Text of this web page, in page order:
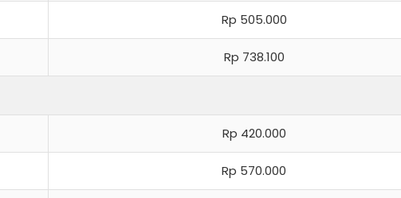
Rp 505.000
Rp 738.100
Rp 420.000
Rp 570.000